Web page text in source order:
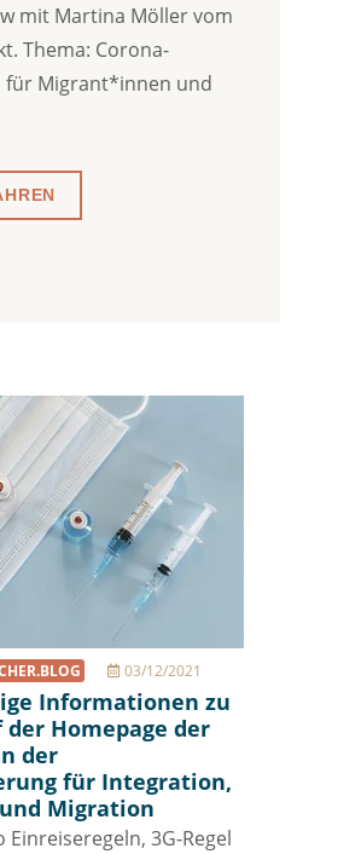
mit Martina Möller vom
Thema: Corona-
Migrant*innen und
03/12/2021
Informationen zu
der Homepage der
der
für Integration,
Migration
Einreiseregeln, 3G-Regel